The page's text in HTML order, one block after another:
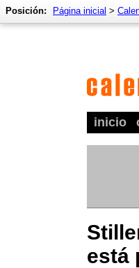
inicio
Posición: Página inicial >
está